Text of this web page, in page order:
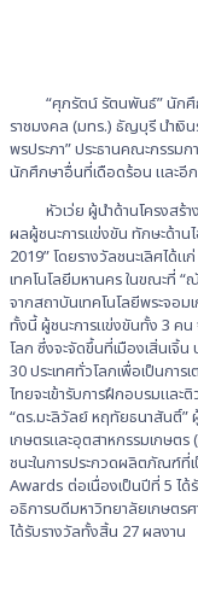
“ศุภรัตน์ รัตนพันธ์” นักศึก
ราชมงคล (มทร.) ธัญบุรี นำเงิ
พรประภา” ประธานคณะกรร
นักศึกษาอื่นที่เดือดร้อน และอี
หัวเว่ย ผู้นำด้านโครงสร้าง
ผลผู้ชนะการแข่งขัน ทักษะด้า
2019” โดยรางวัลชนะเลิศได้
เทคโนโลยีมหานคร ในขณะที่
จากสถาบันเทคโนโลยีพระจอม
ทั้งนี้ ผู้ชนะการแข่งขันทั้ง 3 คน
โลก ซึ่งจะจัดขึ้นที่เมืองเสิ่นเจิ้
30 ประเทศทั่วโลกเพื่อเป็นกา
ไทยจะเข้ารับการฝึกอบรมแล
“ดร.มะลิวัลย์ หฤทัยธนาสันติ์
เกษตรและอุตสาหกรรมเกษต
ชนะในการประกวดผลิตภัณฑ์
Awards ต่อเนื่องเป็นปีที่ 5 ได้
อธิการบดีมหาวิทยาลัยเกษตร
ได้รับรางวัลทั้งสิ้น 27 ผลงาน